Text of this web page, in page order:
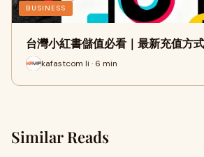
BUSINESS
台灣小紅書儲值必看｜最新充值方
kafastcom li · 6 min
Similar Reads